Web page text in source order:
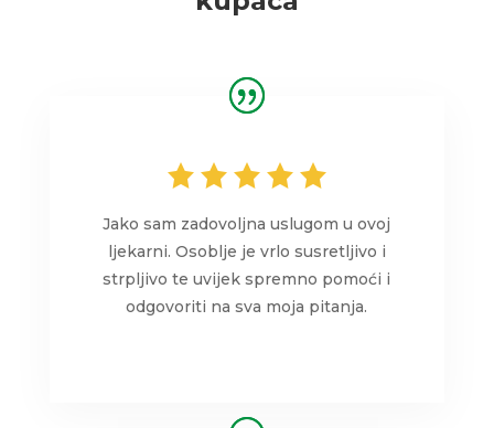
Jako sam zadovoljna uslugom u ovoj
ljekarni. Osoblje je vrlo susretljivo i
strpljivo te uvijek spremno pomoći i
odgovoriti na sva moja pitanja.